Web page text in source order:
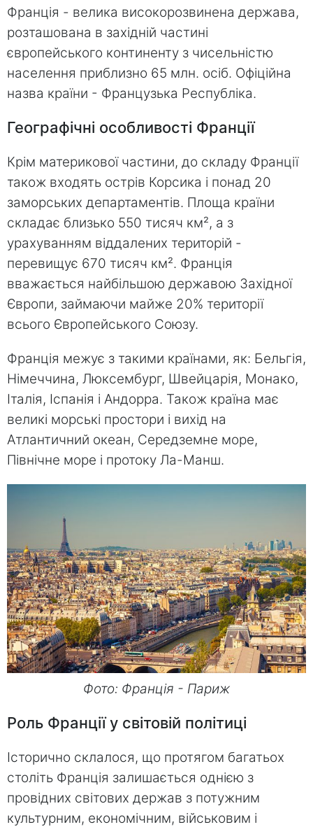
Франція - велика високорозвинена держава,
розташована в західній частині
європейського континенту з чисельністю
населення приблизно 65 млн. осіб. Офіційна
назва країни - Французька Республіка.
Географічні особливості Франції
Крім материкової частини, до складу Франції
також входять острів Корсика і понад 20
заморських департаментів. Площа країни
складає близько 550 тисяч км², а з
урахуванням віддалених територій -
перевищує 670 тисяч км². Франція
вважається найбільшою державою Західної
Європи, займаючи майже 20% території
всього Європейського Союзу.
Франція межує з такими країнами, як: Бельгія,
Німеччина, Люксембург, Швейцарія, Монако,
Італія, Іспанія і Андорра. Також країна має
великі морські простори і вихід на
Атлантичний океан, Середземне море,
Північне море і протоку Ла-Манш.
Фото: Франція - Париж
Роль Франції у світовій політиці
Історично склалося, що протягом багатьох
століть Франція залишається однією з
провідних світових держав з потужним
культурним, економічним, військовим і